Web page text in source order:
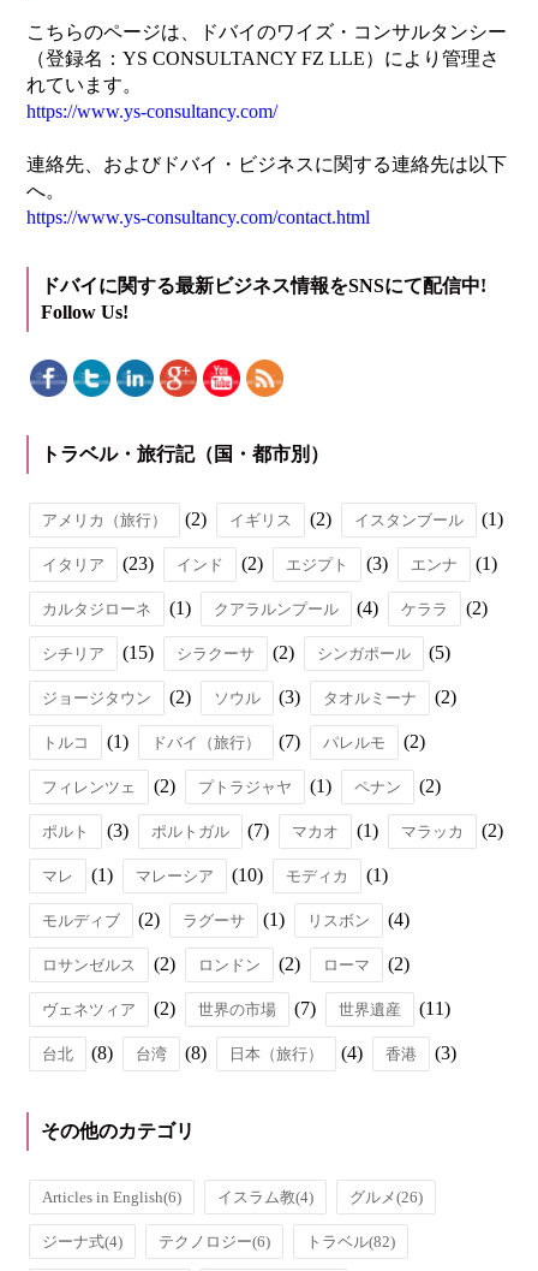
こちらのページは、ドバイのワイズ・コンサルタンシー
（登録名：YS CONSULTANCY FZ LLE）により管理さ
れています。
https://www.ys-consultancy.com/
連絡先、およびドバイ・ビジネスに関する連絡先は以下
へ。
https://www.ys-consultancy.com/contact.html
ドバイに関する最新ビジネス情報をSNSにて配信中!
Follow Us!
トラベル・旅行記（国・都市別）
アメリカ（旅行） (2) イギリス (2) イスタンブール (1)
イタリア (23) インド (2) エジプト (3) エンナ (1)
カルタジローネ (1) クアラルンプール (4) ケララ (2)
シチリア (15) シラクーサ (2) シンガポール (5)
ジョージタウン (2) ソウル (3) タオルミーナ (2)
トルコ (1) ドバイ（旅行） (7) パレルモ (2)
フィレンツェ (2) プトラジャヤ (1) ペナン (2)
ポルト (3) ポルトガル (7) マカオ (1) マラッカ (2)
マレ (1) マレーシア (10) モディカ (1)
モルディブ (2) ラグーサ (1) リスボン (4)
ロサンゼルス (2) ロンドン (2) ローマ (2)
ヴェネツィア (2) 世界の市場 (7) 世界遺産 (11)
台北 (8) 台湾 (8) 日本（旅行） (4) 香港 (3)
その他のカテゴリ
Articles in English(6) イスラム教(4) グルメ(26)
ジーナ式(4) テクノロジー(6) トラベル(82)